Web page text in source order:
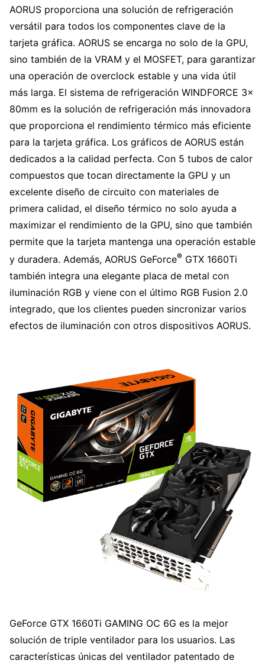
AORUS proporciona una solución de refrigeración
versátil para todos los componentes clave de la
tarjeta gráfica. AORUS se encarga no solo de la GPU,
sino también de la VRAM y el MOSFET, para garantizar
una operación de overclock estable y una vida útil
más larga. El sistema de refrigeración WINDFORCE 3x
80mm es la solución de refrigeración más innovadora
que proporciona el rendimiento térmico más eficiente
para la tarjeta gráfica. Los gráficos de AORUS están
dedicados a la calidad perfecta. Con 5 tubos de calor
compuestos que tocan directamente la GPU y un
excelente diseño de circuito con materiales de
primera calidad, el diseño térmico no solo ayuda a
maximizar el rendimiento de la GPU, sino que también
permite que la tarjeta mantenga una operación estable
y duradera. Además, AORUS GeForce® GTX 1660Ti
también integra una elegante placa de metal con
iluminación RGB y viene con el último RGB Fusion 2.0
integrado, que los clientes pueden sincronizar varios
efectos de iluminación con otros dispositivos AORUS.
GeForce GTX 1660Ti GAMING OC 6G es la mejor
solución de triple ventilador para los usuarios. Las
características únicas del ventilador patentado de